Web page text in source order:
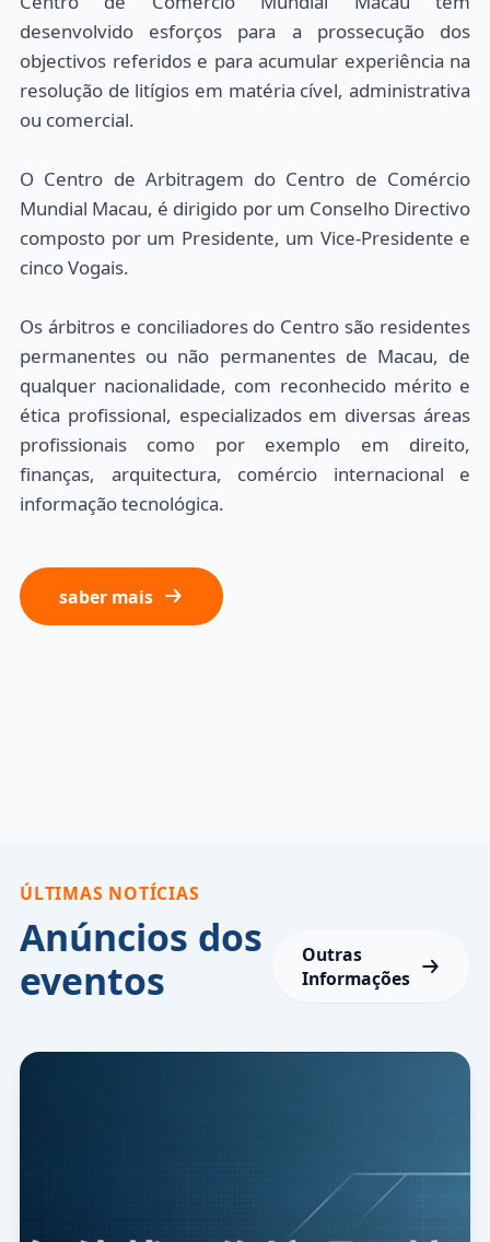
desenvolvido esforços para a prossecução dos
objectivos referidos e para acumular experiência na
resolução de litígios em matéria cível, administrativa
ou comercial.
O Centro de Arbitragem do Centro de Comércio
Mundial Macau, é dirigido por um Conselho Directivo
composto por um Presidente, um Vice-Presidente e
cinco Vogais.
Os árbitros e conciliadores do Centro são residentes
permanentes ou não permanentes de Macau, de
qualquer nacionalidade, com reconhecido mérito e
ética profissional, especializados em diversas áreas
profissionais como por exemplo em direito,
finanças, arquitectura, comércio internacional e
informação tecnológica.
saber mais
ÚLTIMAS NOTÍCIAS
Anúncios dos
eventos
Outras
Informações